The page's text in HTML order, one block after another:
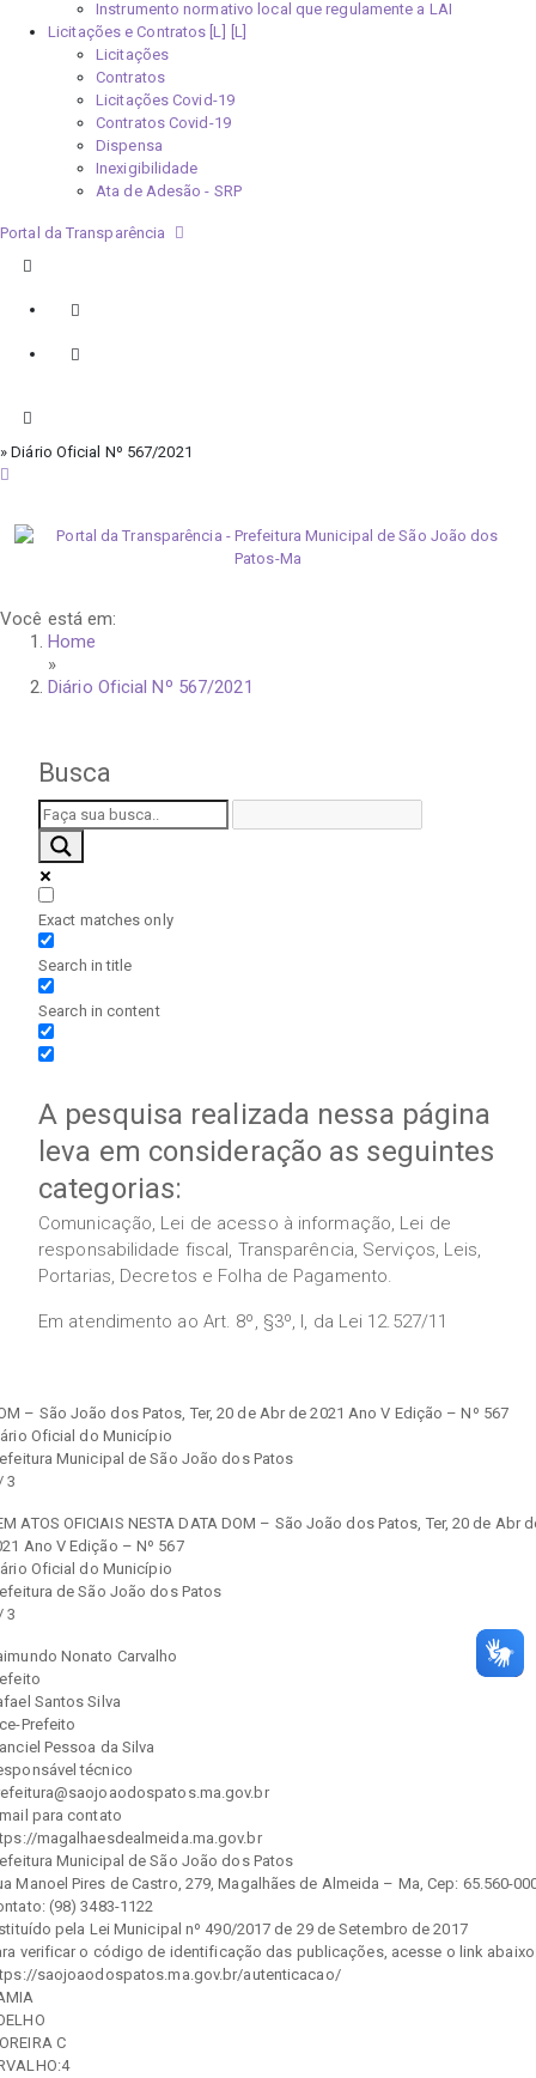
Instrumento normativo local que regulamente a LAI
Licitações e Contratos [L]
Licitações
Contratos
Licitações Covid-19
Contratos Covid-19
Dispensa
Inexigibilidade
Ata de Adesão - SRP
Portal da Transparência
» Diário Oficial Nº 567/2021
Você está em:
Home
»
Diário Oficial Nº 567/2021
Busca
Exact matches only
Search in title
Search in content
A pesquisa realizada nessa página
leva em consideração as seguintes
categorias:
Comunicação, Lei de acesso à informação, Lei de
responsabilidade fiscal, Transparência, Serviços, Leis,
Portarias, Decretos e Folha de Pagamento.
Em atendimento ao Art. 8º, §3º, I, da Lei 12.527/11
– São João dos Patos, Ter, 20 de Abr de 2021 Ano V Edição – Nº 567
Oficial do Município
Municipal de São João dos Patos
3
ATOS OFICIAIS NESTA DATA DOM – São João dos Patos, Ter, 20 de Abr
Ano V Edição – Nº 567
Oficial do Município
de São João dos Patos
3
Nonato Carvalho
Santos Silva
Prefeito
Pessoa da Silva
técnico
para contato
magalhaesdealmeida.ma.gov.br
Municipal de São João dos Patos
Manoel Pires de Castro, 279, Magalhães de Almeida – Ma, Cep: 65.560-
(98) 3483-1122
pela Lei Municipal nº 490/2017 de 29 de Setembro de 2017
verificar o código de identificação das publicações, acesse o link
saojoaodospatos.ma.gov.br/autenticacao/
C